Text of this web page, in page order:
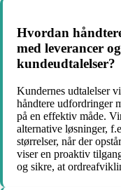
Hvordan
med leverancer
kundeudtalelser?
Kundernes udtalelser
håndtere udfordringer
på en effektiv måde.
alternative løsninger,
størrelser, når der
viser en proaktiv
og sikre, at